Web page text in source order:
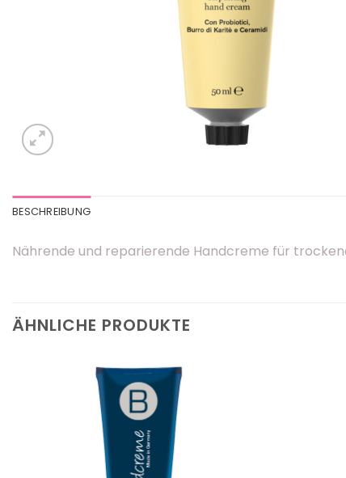
BESCHREIBUNG
Nährende und reparierende Handcreme für
ÄHNLICHE PRODUKTE